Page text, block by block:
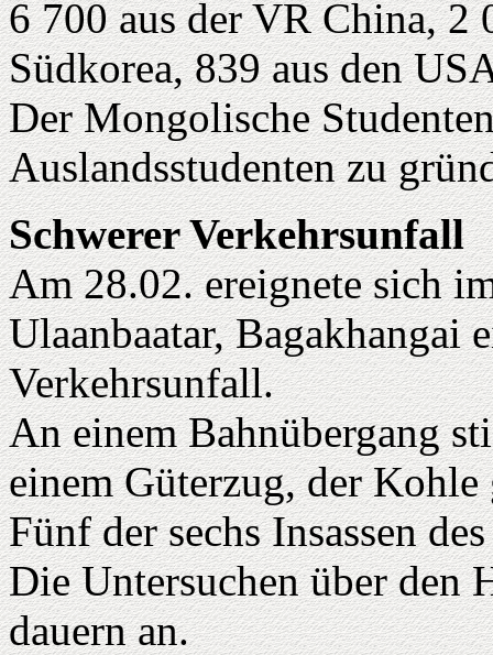
6 700 aus der VR China, 2
Südkorea, 839 aus den
Der Mongolische
Auslandsstudenten zu
Schwerer Verkehrsunfall
Am 28.02. ereignete sich
Ulaanbaatar, Bagakhangai
Verkehrsunfall.
An einem Bahnübergang
einem Güterzug, der Kohle
Fünf der sechs Insassen
Die Untersuchen über den
dauern an.